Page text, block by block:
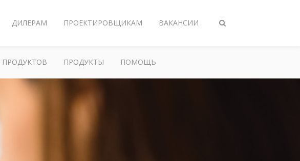
Переключить
ДИЛЕРАМ ПРОЕКТИРОВЩИКАМ ВАКАНСИИ
ПРОДУКТОВ ПРОДУКТЫ ПОМОЩЬ